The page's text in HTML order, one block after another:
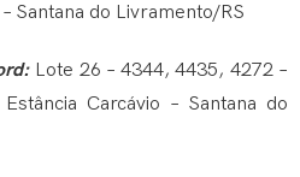
Santana do Livramento/RS
Lote 26 – 4344, 4435, 4272 –
Carcávio – Santana do